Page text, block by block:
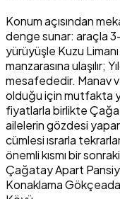
Konum açısından
denge sunar: araçla
yürüyüşle Kuzu
manzarasına ulaşılır;
mesafededir. Manav
olduğu için mutfakta
fiyatlarla birlikte
ailelerin gözdesi
cümlesi ısrarla
önemli kısmı bir
Çağatay Apart
Konaklama